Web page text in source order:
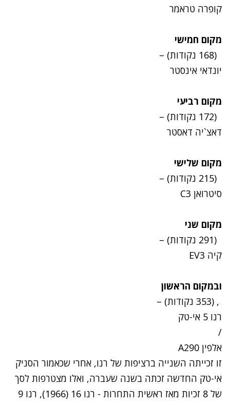
קופרה טראמר
מקום חמישי
(168 נקודות) –
יונדאי אינסטר
מקום רביעי
(172 נקודות) –
דאצ`יה דאסטר
מקום שלישי
(215 נקודות) –
סיטרואן C3
מקום שני
(291 נקודות) –
קיה EV3
ובמקום הראשון
, (353 נקודות) –
רנו 5 אי-טק
/
אלפין A290
זו זכייתה השנייה ברציפות של רנו, אחרי שכאמור הסניק
אי-טק החדשה זכתה בשנה שעברה, ואלו מצטרפות לסך
של 8 זכיות מאז ראשית התחרות - רנו 16 (1966), רנו 9